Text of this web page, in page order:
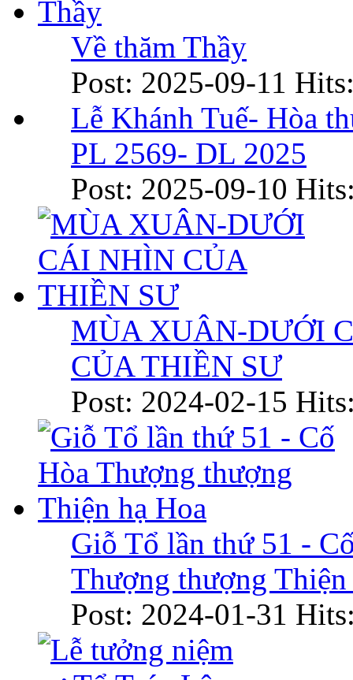
Về thăm Thầy
Post: 2025-09-11
Lễ Khánh Tuế- Hòa
PL 2569- DL 2025
Post: 2025-09-10
MÙA XUÂN-DƯỚI
CỦA THIỀN SƯ
Post: 2024-02-15
Giỗ Tổ lần thứ 51 -
Thượng thượng Thiện
Post: 2024-01-31